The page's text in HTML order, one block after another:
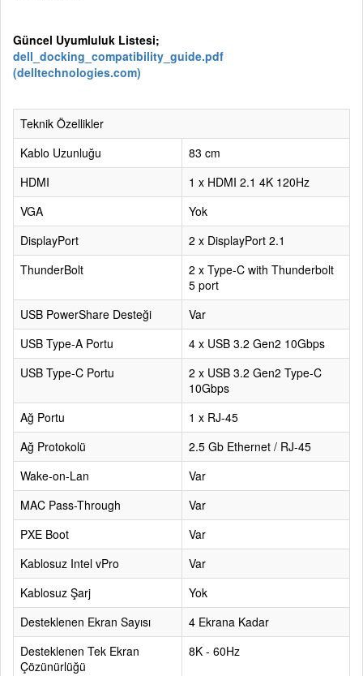
Güncel Uyumluluk Listesi;
dell_docking_compatibility_guide.pdf
(delltechnologies.com)
Teknik Özellikler
Kablo Uzunluğu
83 cm
HDMI
1 x HDMI 2.1 4K 120Hz
VGA
Yok
DisplayPort
2 x DisplayPort 2.1
ThunderBolt
2 x Type-C with Thunderbolt
5 port
USB PowerShare Desteği
Var
USB Type-A Portu
4 x USB 3.2 Gen2 10Gbps
USB Type-C Portu
2 x USB 3.2 Gen2 Type-C
10Gbps
Ağ Portu
1 x RJ-45
Ağ Protokolü
2.5 Gb Ethernet / RJ-45
Wake-on-Lan
Var
MAC Pass-Through
Var
PXE Boot
Var
Kablosuz Intel vPro
Var
Kablosuz Şarj
Yok
Desteklenen Ekran Sayısı
4 Ekrana Kadar
Desteklenen Tek Ekran
Çözünürlüğü
8K - 60Hz